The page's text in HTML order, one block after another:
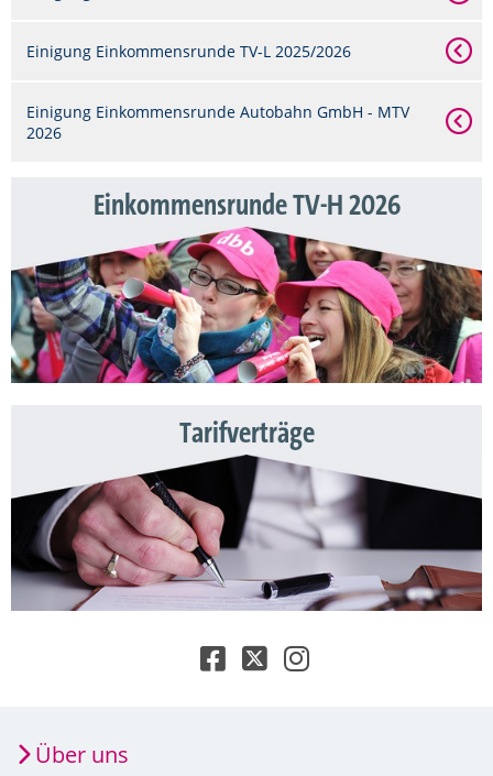
Einigung Einkommensrunde TV-L 2025/2026
Einigung Einkommensrunde Autobahn GmbH - MTV
2026
Einkommensrunde TV-H 2026
Tarifverträge
Über uns